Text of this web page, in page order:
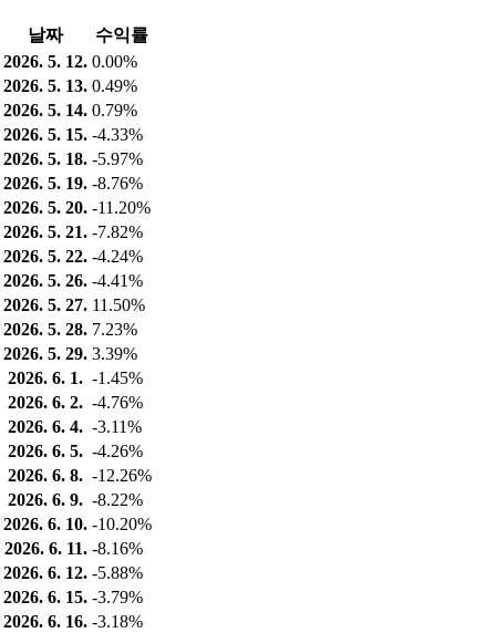
날짜
수익률
2026. 5. 12. 0.00%
2026. 5. 13. 0.49%
2026. 5. 14. 0.79%
2026. 5. 15. -4.33%
2026. 5. 18. -5.97%
2026. 5. 19. -8.76%
2026. 5. 20. -11.20%
2026. 5. 21. -7.82%
2026. 5. 22. -4.24%
2026. 5. 26. -4.41%
2026. 5. 27. 11.50%
2026. 5. 28. 7.23%
2026. 5. 29. 3.39%
2026. 6. 1. -1.45%
2026. 6. 2. -4.76%
2026. 6. 4. -3.11%
2026. 6. 5. -4.26%
2026. 6. 8. -12.26%
2026. 6. 9. -8.22%
2026. 6. 10. -10.20%
2026. 6. 11. -8.16%
2026. 6. 12. -5.88%
2026. 6. 15. -3.79%
2026. 6. 16. -3.18%